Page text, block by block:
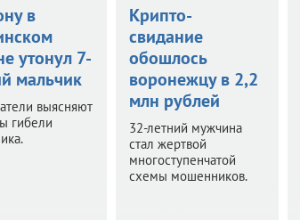
в
утонул 7-
мальчик
выясняют
гибели
Крипто-
свидание
обошлось
воронежцу в 2,2
млн рублей
32-летний мужчина
стал жертвой
многоступенчатой
схемы мошенников.